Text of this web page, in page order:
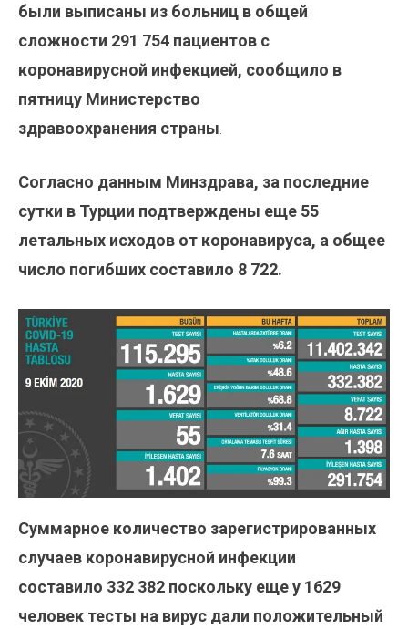
были выписаны из больниц в общей
сложности 291 754 пациентов с
коронавирусной инфекцией, сообщило в
пятницу Министерство
здравоохранения страны
Согласно данным Минздрава, за последние
сутки в Турции подтверждены еще 55
летальных исходов от коронавируса, а общее
число погибших составило 8 722.
Суммарное количество зарегистрированных
случаев коронавирусной инфекции
составило 332 382 поскольку еще у 1629
человек тесты на вирус дали положительный